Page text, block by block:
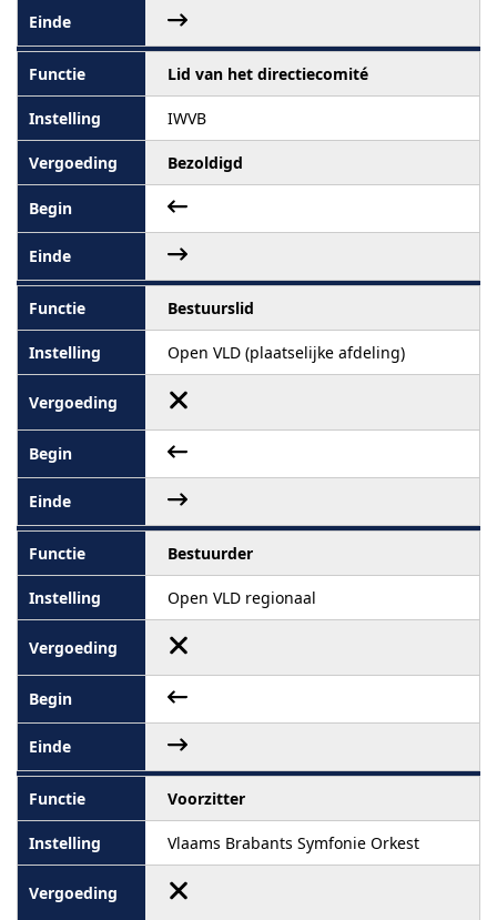
Lid van het directiecomité
IWVB
Bezoldigd
Bestuurslid
Open VLD (plaatselijke afdeling)
Bestuurder
Open VLD regionaal
Voorzitter
Vlaams Brabants Symfonie Orkest